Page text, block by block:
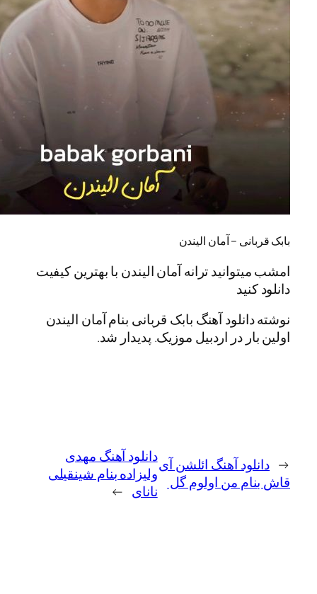
– آمان الیندن
ترانه آمان الیندن با بهترین کیفیت
آهنگ بابک قربانی بنام آمان الیندن
در اردبیل موزیک. پدیدار شد.
آهنگ ائلشن آی
من اولوم گل
دانلود آهنگ مهدی
ولیزاده بنام شینقیلی
نانای →